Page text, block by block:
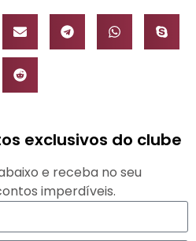
exclusivos do clube
e receba no seu
imperdíveis.